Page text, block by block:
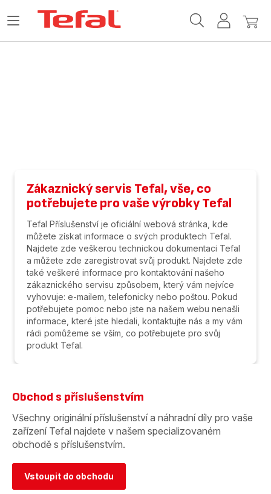
Tefal
MůjMůj
Otevřít
Zákaznický servis Tefal, vše, co
potřebujete pro vaše výrobky Tefal
Tefal Příslušenství je oficiální webová stránka, kde
můžete získat informace o svých produktech Tefal.
Najdete zde veškerou technickou dokumentaci Tefal
a můžete zde zaregistrovat svůj produkt. Najdete zde
také veškeré informace pro kontaktování našeho
zákaznického servisu způsobem, který vám nejvíce
vyhovuje: e-mailem, telefonicky nebo poštou. Pokud
potřebujete pomoc nebo jste na našem webu nenašli
informace, které jste hledali, kontaktujte nás a my vám
rádi pomůžeme se vším, co potřebujete pro svůj
produkt Tefal.
Obchod s příslušenstvím
Všechny originální příslušenství a náhradní díly pro vaše
zařízení Tefal najdete v našem specializovaném
obchodě s příslušenstvím.
Vstoupit do obchodu